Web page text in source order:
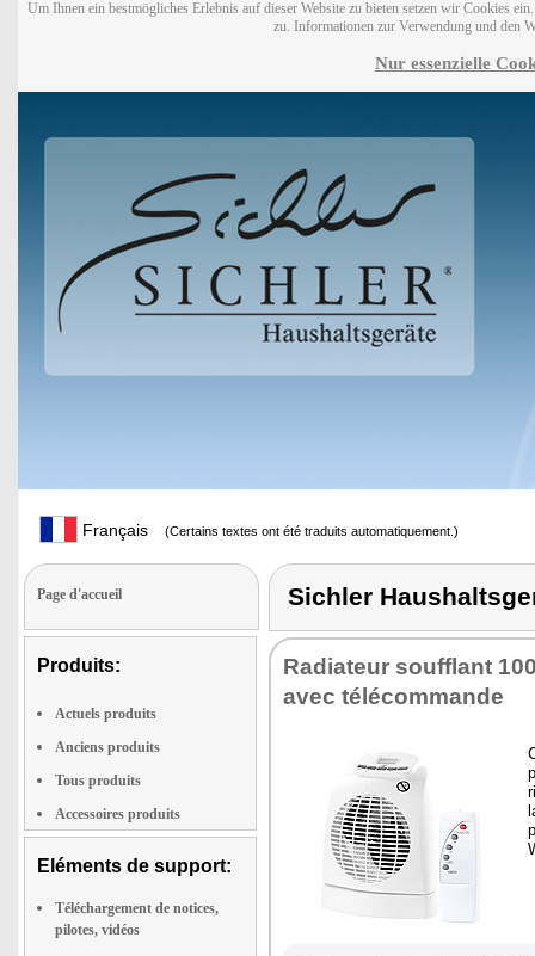
Um Ihnen ein bestmögliches Erlebnis auf dieser Website zu bieten setzen wir Cookies
zu. Informationen zur Verwendung und den
Nur essenzielle
Français (Certains textes ont été traduits automatiquement.)
Page d'accueil
Produits:
Actuels produits
Anciens produits
Tous produits
Accessoires produits
Eléments de support:
Téléchargement de notices,
pilotes, vidéos
Sichler
Radia­teur souf­flant
avec télé­com­mande